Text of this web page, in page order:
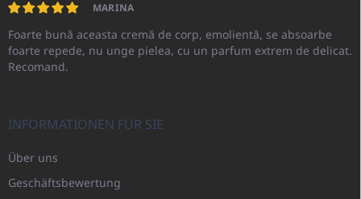
MARINA
Foarte bună aceasta cremă de corp, emolientă, se absoarbe
foarte repede, nu unge pielea, cu un parfum extrem de delicat.
Recomand.
INFORMATIONEN FÜR SIE
Über uns
Geschäftsbewertung